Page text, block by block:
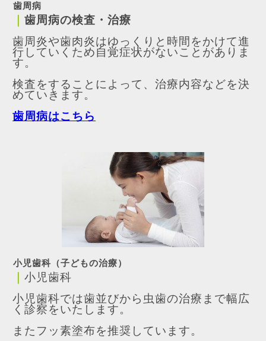
歯周病
歯周病の検査・治療
歯周炎や歯肉炎はゆっくりと時間をかけて進
行していくため自覚症状がないことがありま
す。
検査をすることによって、治療内容などを決
めていきます。
歯周病はこちら
小児歯科（子どもの治療）
小児歯科
小児歯科では歯並びから虫歯の治療まで幅広
く診察をいたします。
またフッ素塗布を推奨しています。